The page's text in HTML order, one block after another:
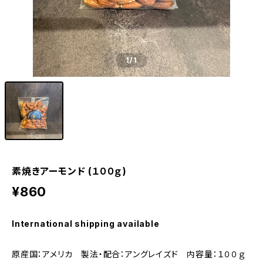
1/1
素焼きアーモンド (１００ｇ)
¥860
International shipping available
原産国：アメリカ 製法・配合：アングレイズド 内容量：１００ｇ